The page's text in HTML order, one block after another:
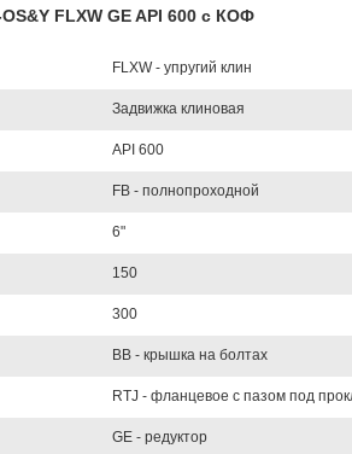
FLXW GE API 600 с КОФ
FLXW - упругий клин
Задвижка клиновая
API 600
FB - полнопроходной
6"
150
300
BB - крышка на болтах
RTJ - фланцевое с пазом под
GE - редуктор